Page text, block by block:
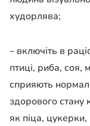
худорлява;
– включіть в
птиці, риба, соя,
сприяють
здорового стану
як піца, цукерки,